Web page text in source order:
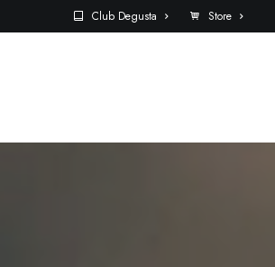
Club Degusta Store